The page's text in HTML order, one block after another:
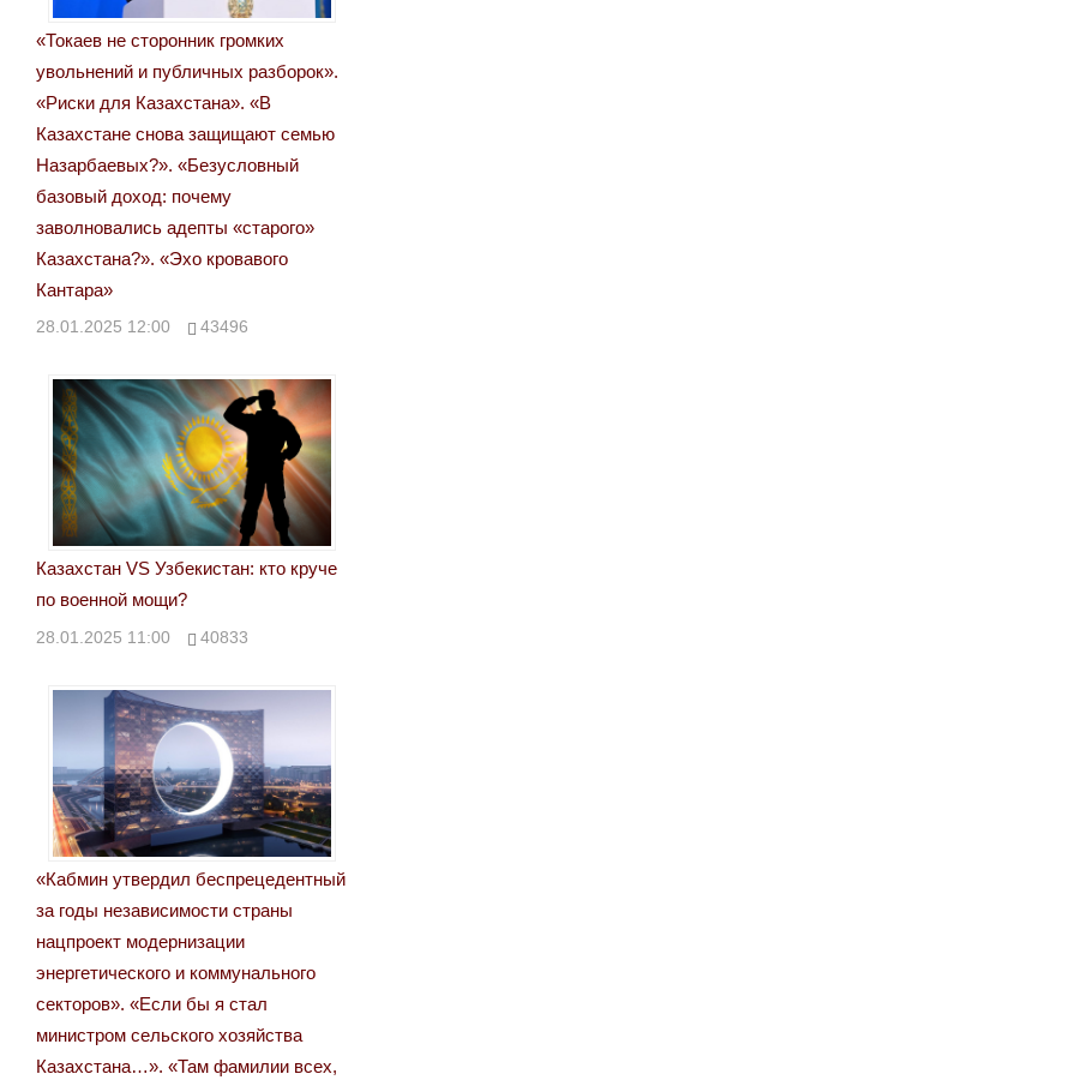
«Токаев не сторонник громких
увольнений и публичных разборок».
«Риски для Казахстана». «В
Казахстане снова защищают семью
Назарбаевых?». «Безусловный
базовый доход: почему
заволновались адепты «старого»
Казахстана?». «Эхо кровавого
Кантара»
28.01.2025 12:00 43496
Казахстан VS Узбекистан: кто круче
по военной мощи?
28.01.2025 11:00 40833
«Кабмин утвердил беспрецедентный
за годы независимости страны
нацпроект модернизации
энергетического и коммунального
секторов». «Если бы я стал
министром сельского хозяйства
Казахстана…». «Там фамилии всех,